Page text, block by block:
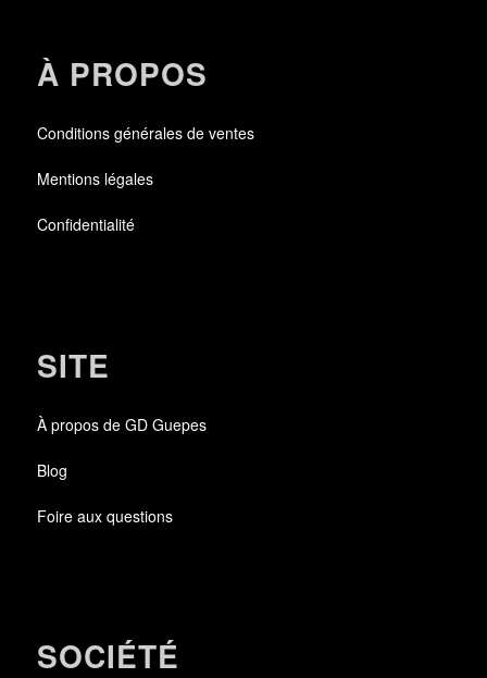
À PROPOS
Conditions générales de ventes
Mentions légales
Confidentialité
SITE
À propos de GD Guepes
Blog
Foire aux questions
SOCIÉTÉ